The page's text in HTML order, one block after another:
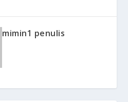
mimin1 penulis